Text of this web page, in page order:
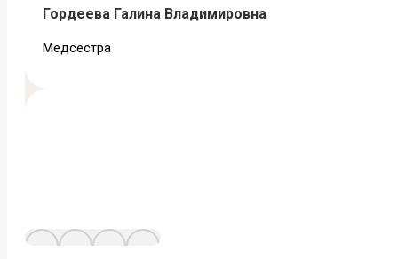
Гордеева Галина Владимировна
Медсестра